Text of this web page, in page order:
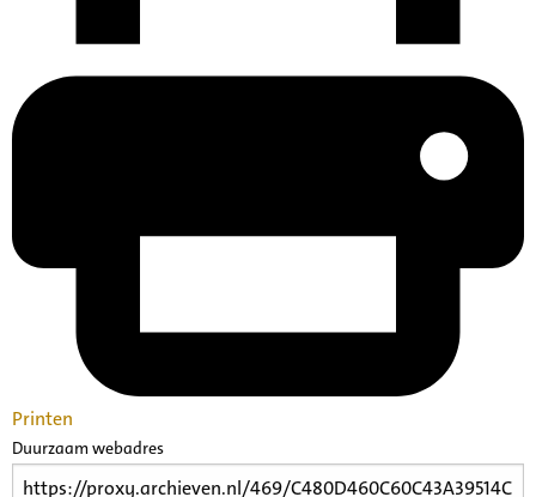
Printen
Duurzaam webadres